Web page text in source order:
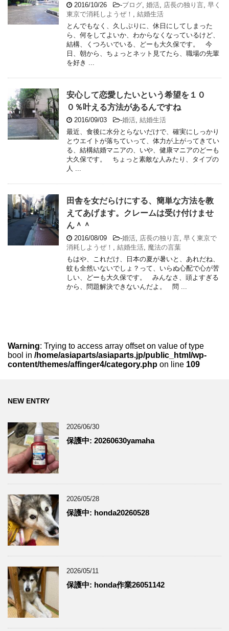
2016/10/26 -ブログ 婚活 店長の独り言 早く
東京で消耗しようぜ！
結婚生活
とんでもなく、久しぶりに、休日にしてしまった
ら、何をしてよいか、わからなくなっているけど、
結構、くつろいでいる、どーも大久保です。 今
日、朝から、ちょっとネット見てたら、職場の先輩
を好き ...
安心して恋愛したいという希望を１０
０％叶える方法があるんですね
2016/09/03 -婚活 結婚生活
最近、食後に水分とらないだけで、確実にしっかり
とウエイトが落ちていって、体力が上がってきてい
る、結構結婚マニアの、いや、健康マニアのどーも
大久保です。 ちょっと素敵な人みたり、タイプの
人 ...
田舎を女だらけにする、簡単な方法を教
えてあげます。クレームは受け付けませ
ん＾＾
2016/08/09 -婚活 店長の独り言 早く東京で
消耗しようぜ！
結婚生活 魔法の言葉
もはや、これだけ、日本の夏が暑いと、あれだね、
蚊も全然いないでしょ？って、いらぬ心配で心が苦
しい、どーも大久保です。 みんなさ、頭よすぎる
から、問題解決できないんだよ。 問 ...
Warning: Trying to access array offset on value of type
bool in /home/asiaparts/asiaparts.jp/public_html/wp-
content/themes/affinger4/category.php on line 109
NEW ENTRY
2026/06/30
保護中: 20260630yamaha
2026/05/28
保護中: honda20260528
2026/05/11
保護中: honda作業26051142